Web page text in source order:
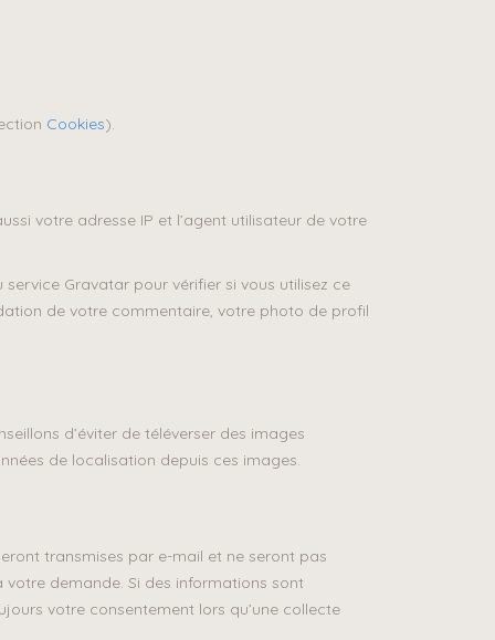
Cookies).
votre adresse IP et l’agent utilisateur de votre
Gravatar pour vérifier si vous utilisez ce
de votre commentaire, votre photo de profil
d’éviter de téléverser des images
de localisation depuis ces images.
transmises par e-mail et ne seront pas
demande. Si des informations sont
votre consentement lors qu’une collecte